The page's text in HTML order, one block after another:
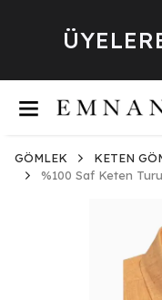
GÖMLEK
KETEN
%100 Saf Keten